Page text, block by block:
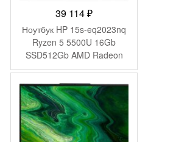
39 114₽
Ноутбук HP 15s-eq2023nq
Ryzen 5 5500U 16Gb
SSD512Gb AMD Radeon
Graphics 15.6″ IPS FHD
(1920×1080) FreeDOS
silver WiFi BT Cam
(4Q6E6EA)